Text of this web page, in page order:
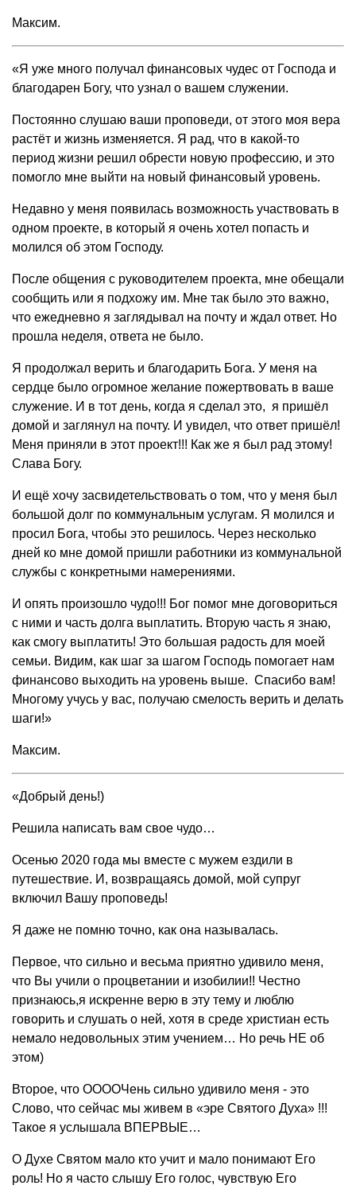
Максим.
«Я уже много получал финансовых чудес от Господа и
благодарен Богу, что узнал о вашем служении.
Постоянно слушаю ваши проповеди, от этого моя вера
растёт и жизнь изменяется. Я рад, что в какой-то
период жизни решил обрести новую профессию, и это
помогло мне выйти на новый финансовый уровень.
Недавно у меня появилась возможность участвовать в
одном проекте, в который я очень хотел попасть и
молился об этом Господу.
После общения с руководителем проекта, мне обещали
сообщить или я подхожу им. Мне так было это важно,
что ежедневно я заглядывал на почту и ждал ответ. Но
прошла неделя, ответа не было.
Я продолжал верить и благодарить Бога. У меня на
сердце было огромное желание пожертвовать в ваше
служение. И в тот день, когда я сделал это, я пришёл
домой и заглянул на почту. И увидел, что ответ пришёл!
Меня приняли в этот проект!!! Как же я был рад этому!
Слава Богу.
И ещё хочу засвидетельствовать о том, что у меня был
большой долг по коммунальным услугам. Я молился и
просил Бога, чтобы это решилось. Через несколько
дней ко мне домой пришли работники из коммунальной
службы с конкретными намерениями.
И опять произошло чудо!!! Бог помог мне договориться
с ними и часть долга выплатить. Вторую часть я знаю,
как смогу выплатить! Это большая радость для моей
семьи. Видим, как шаг за шагом Господь помогает нам
финансово выходить на уровень выше. Спасибо вам!
Многому учусь у вас, получаю смелость верить и делать
шаги!»
Максим.
«Добрый день!)
Решила написать вам свое чудо…
Осенью 2020 года мы вместе с мужем ездили в
путешествие. И, возвращаясь домой, мой супруг
включил Вашу проповедь!
Я даже не помню точно, как она называлась.
Первое, что сильно и весьма приятно удивило меня,
что Вы учили о процветании и изобилии!! Честно
признаюсь,я искренне верю в эту тему и люблю
говорить и слушать о ней, хотя в среде христиан есть
немало недовольных этим учением… Но речь НЕ об
этом)
Второе, что ООООЧень сильно удивило меня - это
Слово, что сейчас мы живем в «эре Святого Духа» !!!
Такое я услышала ВПЕРВЫЕ…
О Духе Святом мало кто учит и мало понимают Его
роль! Но я часто слышу Его голос, чувствую Его